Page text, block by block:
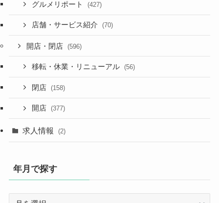
グルメリポート (427)
店舗・サービス紹介 (70)
開店・閉店 (596)
移転・休業・リニューアル (56)
閉店 (158)
開店 (377)
求人情報 (2)
年月で探す